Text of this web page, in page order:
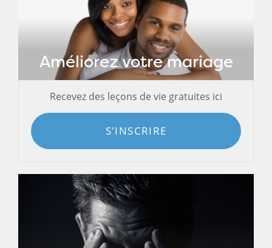
Améliorez votre mariage
Recevez des leçons de vie gratuites ici
S'INSCRIRE